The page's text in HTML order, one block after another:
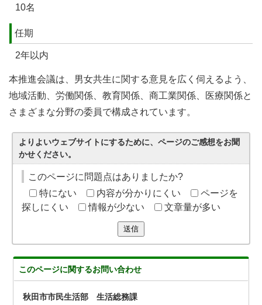
10名
任期
2年以内
本推進会議は、男女共生に関する意見を広く伺えるよう、
地域活動、労働関係、教育関係、商工業関係、医療関係と
さまざまな分野の委員で構成されています。
よりよいウェブサイトにするために、ページのご感想をお聞
かせください。
このページに問題点はありましたか?
特にない
内容が分かりにくい
ページを
探しにくい
情報が少ない 文章量が多い
送信
このページに関するお問い合わせ
秋田市市民生活部 生活総務課